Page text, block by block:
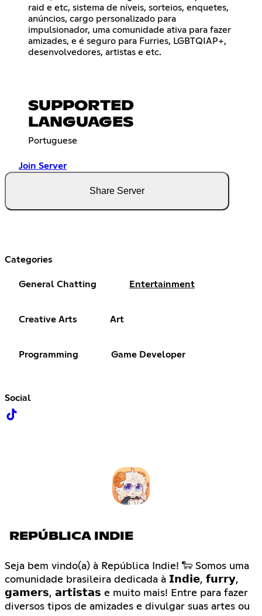
raid e etc, sistema de níveis, sorteios, enquetes,
anúncios, cargo personalizado para
impulsionador, uma comunidade ativa para fazer
amizades, e é seguro para Furries, LGBTQIAP+,
desenvolvedores, artistas e etc.
SUPPORTED
LANGUAGES
Portuguese
Join Server
Share Server
Categories
General Chatting Entertainment
Creative Arts Art
Programming Game Developer
Social
REPÚBLICA INDIE
Seja bem vindo(a) à República Indie! 🐑 Somos uma
comunidade brasileira dedicada à 𝗜𝗻𝗱𝗶𝗲, 𝗳𝘂𝗿𝗿𝘆,
𝗴𝗮𝗺𝗲𝗿𝘀, 𝗮𝗿𝘁𝗶𝘀𝘁𝗮𝘀 e muito mais! Entre para fazer
diversos tipos de amizades e divulgar suas artes ou